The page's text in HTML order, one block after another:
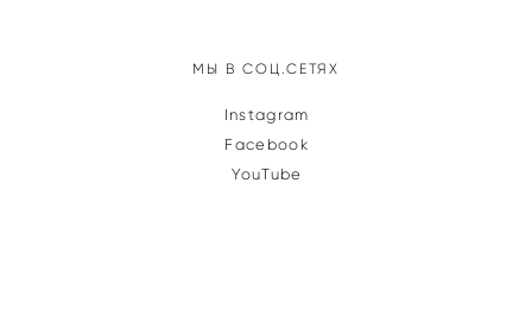
МЫ В СОЦ.СЕТЯХ
Instagram
Facebook
YouTube